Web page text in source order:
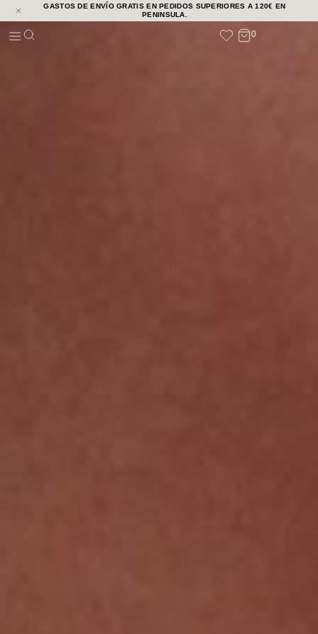
GASTOS DE ENVÍO GRATIS EN PEDIDOS SUPERIORES A 120€ EN
PENINSULA.
0
NOVEDADES